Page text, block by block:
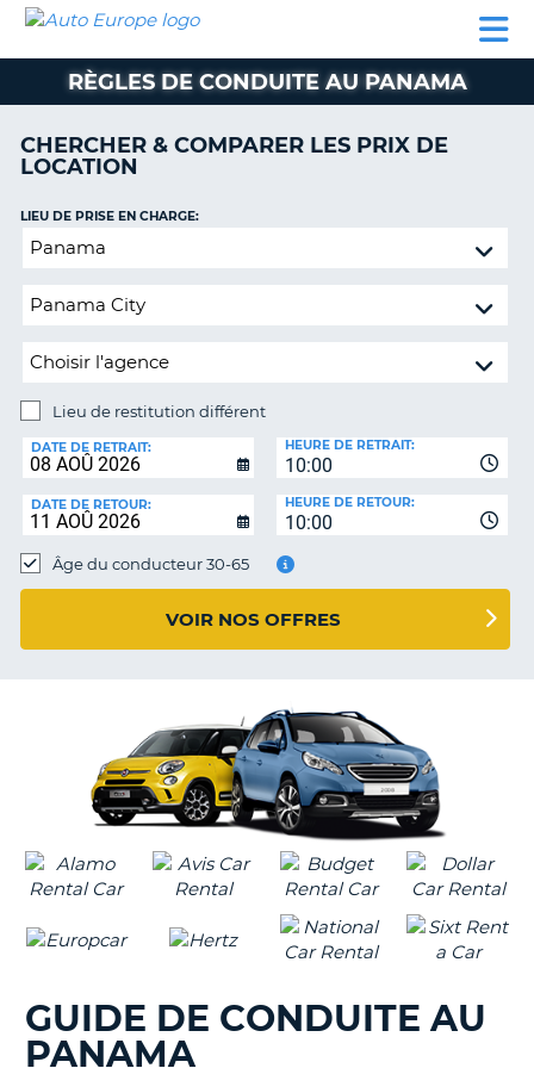
LOCATION
VOITURE
CAMPING-
CAR
CLIENT
AUTO
EUROPE
LOCATION
VOITURE
CAMPING-
CAR
PARTENAIRES
SUPPORT
CLIENT
COMPTE
MA
RÈGLES DE CONDUITE AU PANAMA
CHERCHER & COMPARER LES PRIX DE
LOCATION
Lieu
restitution
LIEU DE PRISE EN CHARGE:
Lieu de restitution différent
DE
RESTITUTION:
DATE DE RETRAIT:
10:00
HEURE DE RETRAIT:
DATE DE RETOUR:
10:00
HEURE DE RETOUR:
Âge du conducteur 30-65
VOIR NOS OFFRES
GUIDE DE CONDUITE AU
PANAMA